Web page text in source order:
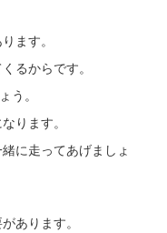
ます。
るからです。
う。
ります。
に走ってあげましょ
あります。